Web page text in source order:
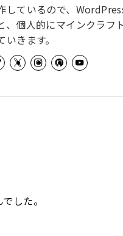
しているので、
、個人的にマインクラフ
いきます。
した。